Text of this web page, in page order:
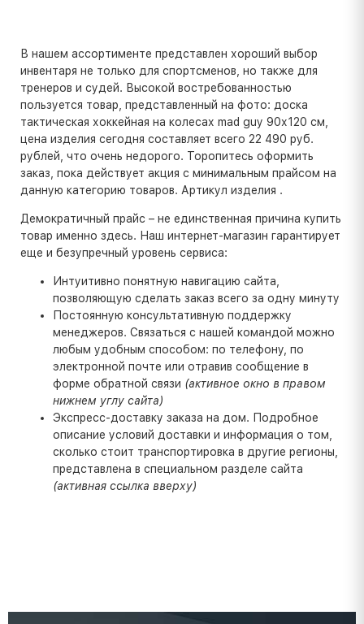
В нашем ассортименте представлен хороший выбор
инвентаря не только для спортсменов, но также для
тренеров и судей. Высокой востребованностью
пользуется товар, представленный на фото: доска
тактическая хоккейная на колесах mad guy 90х120 см,
цена изделия сегодня составляет всего 22 490 руб.
рублей, что очень недорого. Торопитесь оформить
заказ, пока действует акция с минимальным прайсом на
данную категорию товаров. Артикул изделия .
Демократичный прайс – не единственная причина купить
товар именно здесь. Наш интернет-магазин гарантирует
еще и безупречный уровень сервиса:
Интуитивно понятную навигацию сайта,
позволяющую сделать заказ всего за одну минуту
Постоянную консультативную поддержку
менеджеров. Связаться с нашей командой можно
любым удобным способом: по телефону, по
электронной почте или отравив сообщение в
форме обратной связи (активное окно в правом
нижнем углу сайта)
Экспресс-доставку заказа на дом. Подробное
описание условий доставки и информация о том,
сколько стоит транспортировка в другие регионы,
представлена в специальном разделе сайта
(активная ссылка вверху)